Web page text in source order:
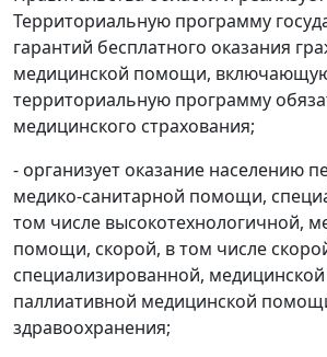
Территориальную программу
гарантий бесплатного оказания
медицинской помощи,
территориальную программу
медицинского страхования;
- организует оказание населению
медико-санитарной помощи,
том числе высокотехнологичной,
помощи, скорой, в том числе
специализированной,
паллиативной медицинской
здравоохранения;